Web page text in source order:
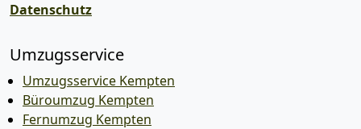
Datenschutz
Umzugsservice
Umzugsservice Kempten
Büroumzug Kempten
Fernumzug Kempten